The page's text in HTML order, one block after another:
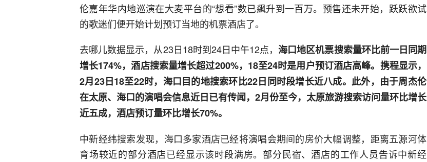
伦嘉年华内地巡演在大麦平台的“想看”数已飙升到一百万。预售还未开始，跃跃欲试
的歌迷们便开始计划预订当地的机票酒店了。
去哪儿数据显示，从23日18时到24日中午12点，海口地区机票搜索量环比前一日同期
增长174%，酒店搜索量增长超过200%，18至24时是用户预订酒店高峰。携程显示，
2月23日18至22时，海口目的地搜索环比22日同时段增长近八成。此外，由于周杰伦
在太原、海口的演唱会信息近日已有传闻，2月份至今，太原旅游搜索访问量环比增长
近五成，酒店预订量环比增长70%。
中新经纬搜索发现，海口多家酒店已经将演唱会期间的房价大幅调整，距离五源河体
育场较近的部分酒店已经显示该时段满房。部分民宿、酒店的工作人员告诉中新经